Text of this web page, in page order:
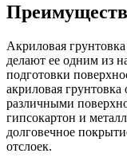
Акриловая
делают ее одним из
подготовки
акриловая грунтовка
различными
гипсокартон и
долговечное
отслоек.